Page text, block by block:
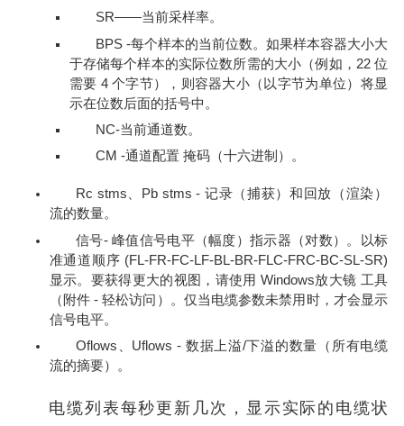
SR——当前采样率。
BPS -每个样本的当前位数。如果样本容器大小大
于存储每个样本的实际位数所需的大小（例如，22 位
需要 4 个字节），则容器大小（以字节为单位）将显
示在位数后面的括号中。
NC-当前通道数。
CM -通道配置 掩码（十六进制）。
Rc stms、Pb stms - 记录（捕获）和回放（渲染）
流的数量。
信号- 峰值信号电平（幅度）指示器（对数）。以标
准通道顺序 (FL-FR-FC-LF-BL-BR-FLC-FRC-BC-SL-SR)
显示。要获得更大的视图，请使用 Windows放大镜 工具
（附件 - 轻松访问）。仅当电缆参数未禁用时，才会显示
信号电平。
Oflows、Uflows - 数据上溢/下溢的数量（所有电缆
流的摘要）。
电缆列表每秒更新几次，显示实际的电缆状